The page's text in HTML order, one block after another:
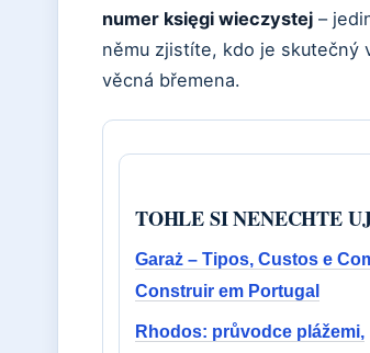
numer księgi wieczystej –
němu zjistíte, kdo je skutečný
věcná břemena.
TOHLE SI NENECHTE
Garaż – Tipos, Custos e
Construir em Portugal
Rhodos: průvodce plážemi,